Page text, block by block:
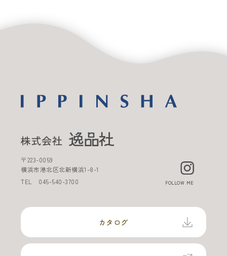
〒223-0059
横浜市港北区北新横浜1-8-1
TEL 045-540-3700 FOLLOW ME
カタログ